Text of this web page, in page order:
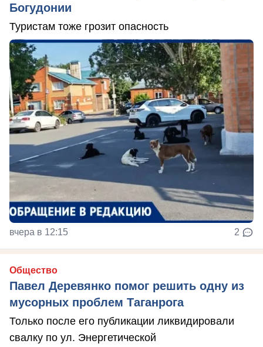
Богудонии
Туристам тоже грозит опасность
вчера в 12:15 2
Общество
Павел Деревянко помог решить одну из
мусорных проблем Таганрога
Только после его публикации ликвидировали
свалку по ул. Энергетической